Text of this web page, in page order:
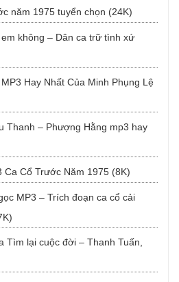
năm 1975 tuyển chọn (24K)
không – Dân ca trữ tình xứ
Hay Nhất Của Minh Phụng Lệ
Thanh – Phượng Hằng mp3 hay
Ca Cổ Trước Năm 1975 (8K)
MP3 – Trích đoạn ca cổ cải
Tìm lại cuộc đời – Thanh Tuấn,